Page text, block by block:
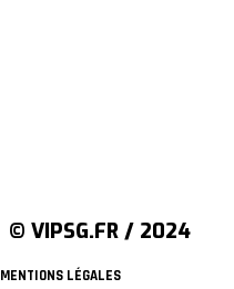
© VIPSG.FR / 2024
MENTIONS LÉGALES